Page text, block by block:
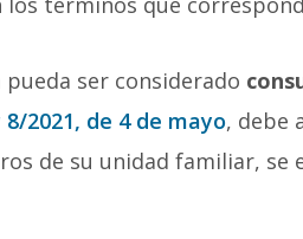
ser considerado
2021, de 4 de mayo, debe
de su unidad familiar, se